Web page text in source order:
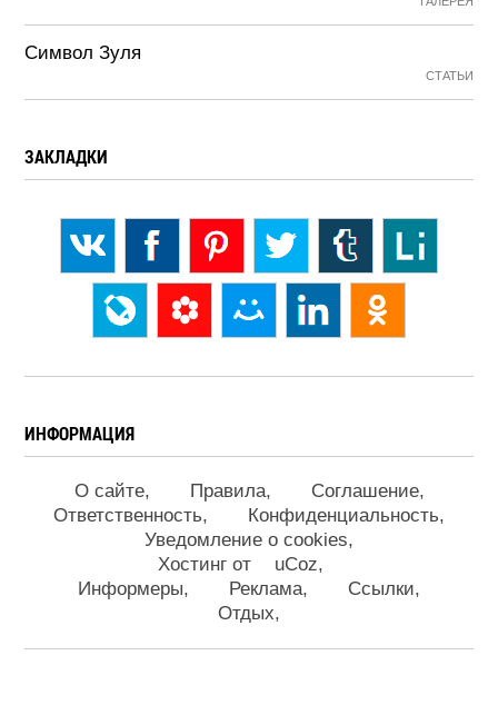
Символ Зуля
СТАТЬИ
ЗАКЛАДКИ
ИНФОРМАЦИЯ
О сайте Правила
Соглашение
Ответственность
Конфиденциальность
Уведомление о cookies
Хостинг от
uCoz
Информеры
Реклама
Ссылки
Отдых